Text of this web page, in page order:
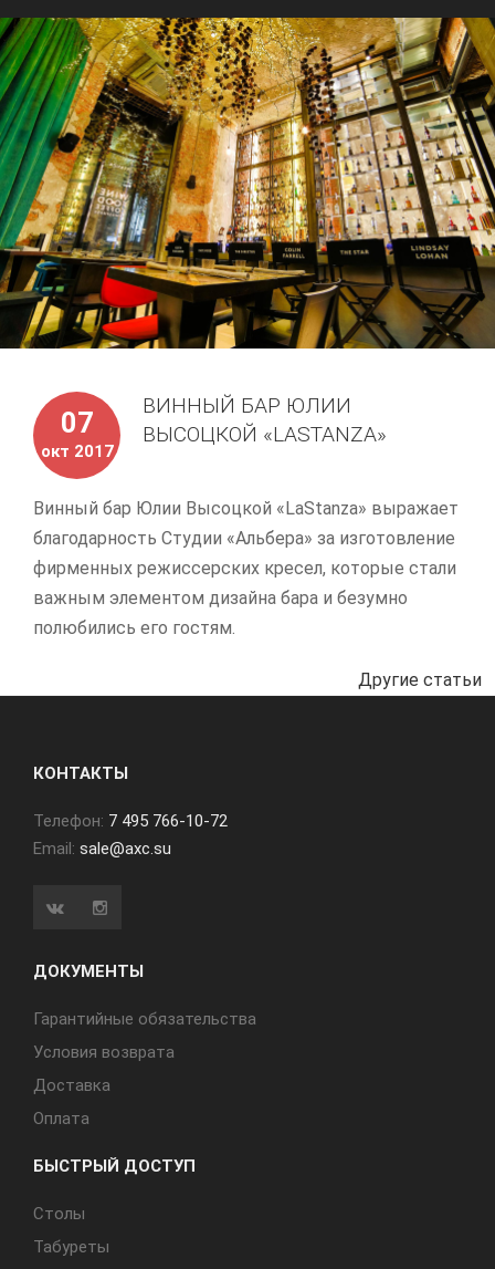
07
окт 2017
ВИННЫЙ БАР ЮЛИИ
ВЫСОЦКОЙ «LASTANZA»
Винный бар Юлии Высоцкой «LaStanza» выражает
благодарность Студии «Альбера» за изготовление
фирменных режиссерских кресел, которые стали
важным элементом дизайна бара и безумно
полюбились его гостям.
Другие статьи
КОНТАКТЫ
Телефон: 7 495 766-10-72
Email: sale@axc.su
ДОКУМЕНТЫ
Гарантийные обязательства
Условия возврата
Доставка
Оплата
БЫСТРЫЙ ДОСТУП
Cтолы
Табуреты